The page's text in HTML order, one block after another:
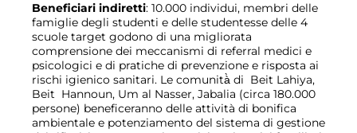
Beneficiari indiretti: 10.000 individui, membri delle
famiglie degli studenti e delle studentesse delle 4
scuole target godono di una migliorata
comprensione dei meccanismi di referral medici e
psicologici e di pratiche di prevenzione e risposta ai
rischi igienico sanitari. Le comunità̀ di Beit Lahiya,
Beit Hannoun, Um al Nasser, Jabalia (circa 180.000
persone) beneficeranno delle attività di bonifica
ambientale e potenziamento del sistema di gestione